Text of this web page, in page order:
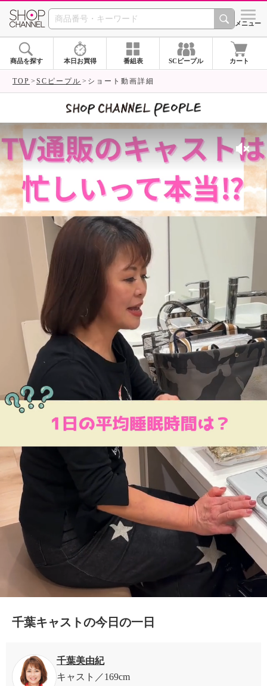
SHOP CHANNEL シメニュー
商品を探す 本日お買得 番組表 SCピープル カート
TOP SCピープル ショート動画詳細
千葉キャストの今日の一日
千葉美由紀
キャスト
169cm